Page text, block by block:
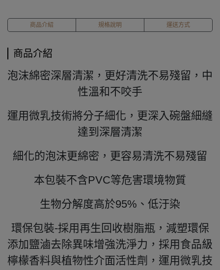
商品介紹 規格說明 運送方式
商品介紹
泡沫綿密深層清潔，更好清洗不易殘留，中
性溫和不咬手
運用微乳技術將分子細化，更深入碗盤細縫
達到深層清潔
細化的泡沫更綿密，更容易清洗不易殘留
本包裝不含PVC等危害環境物質
生物分解度高於95%、低汙染
環保包裝-採用再生回收樹脂瓶，減塑環保
添加鹽滷去除異味增強洗淨力，採用食品級
檸檬香料與植物性介面活性劑，運用微乳技